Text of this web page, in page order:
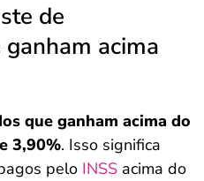
de
acima
que ganham acima do
3,90%. Isso significa
pelo INSS acima do